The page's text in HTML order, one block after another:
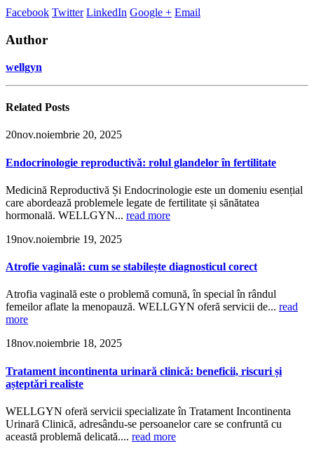
Facebook Twitter LinkedIn Google + Email
Author
wellgyn
Related Posts
20nov.noiembrie 20, 2025
Endocrinologie reproductivă: rolul glandelor în fertilitate
Medicină Reproductivă Și Endocrinologie este un domeniu esențial
care abordează problemele legate de fertilitate și sănătatea
hormonală. WELLGYN... read more
19nov.noiembrie 19, 2025
Atrofie vaginală: cum se stabilește diagnosticul corect
Atrofia vaginală este o problemă comună, în special în rândul
femeilor aflate la menopauză. WELLGYN oferă servicii de... read
more
18nov.noiembrie 18, 2025
Tratament incontinenta urinară clinică: beneficii, riscuri și
așteptări realiste
WELLGYN oferă servicii specializate în Tratament Incontinenta
Urinară Clinică, adresându-se persoanelor care se confruntă cu
această problemă delicată.... read more